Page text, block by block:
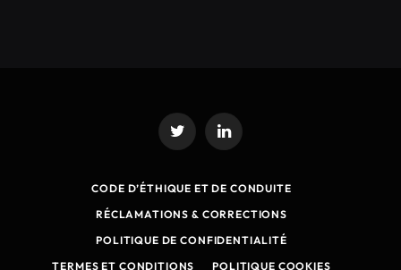
Twitter LinkedIn
CODE D’ÉTHIQUE ET DE CONDUITE
RÉCLAMATIONS & CORRECTIONS
POLITIQUE DE CONFIDENTIALITÉ
TERMES ET CONDITIONS
POLITIQUE COOKIES